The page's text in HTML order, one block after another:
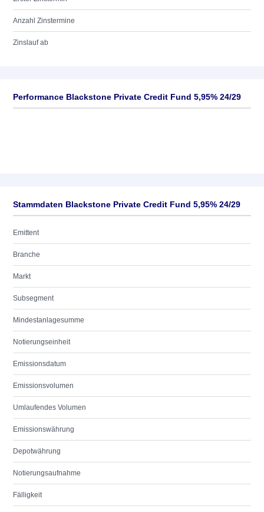
Anzahl Zinstermine
Zinslauf ab
Performance Blackstone Private Credit Fund 5,95% 24/29
Stammdaten Blackstone Private Credit Fund 5,95% 24/29
Emittent
Branche
Markt
Subsegment
Mindestanlagesumme
Notierungseinheit
Emissionsdatum
Emissionsvolumen
Umlaufendes Volumen
Emissionswährung
Depotwährung
Notierungsaufnahme
Fälligkeit